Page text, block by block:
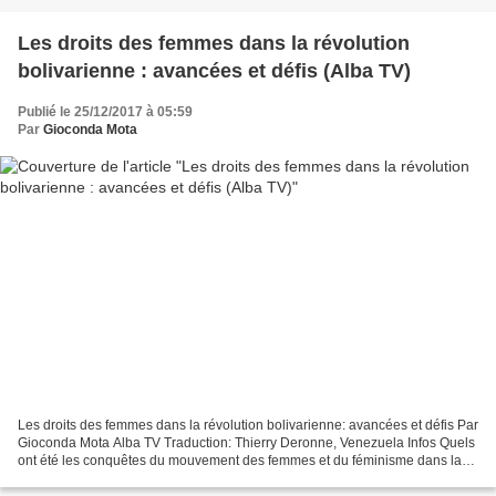
Les droits des femmes dans la révolution
bolivarienne : avancées et défis (Alba TV)
Publié le 25/12/2017 à 05:59
Par Gioconda Mota
Les droits des femmes dans la révolution bolivarienne: avancées et défis Par
Gioconda Mota Alba TV Traduction: Thierry Deronne, Venezuela Infos Quels
ont été les conquêtes du mouvement des femmes et du féminisme dans la